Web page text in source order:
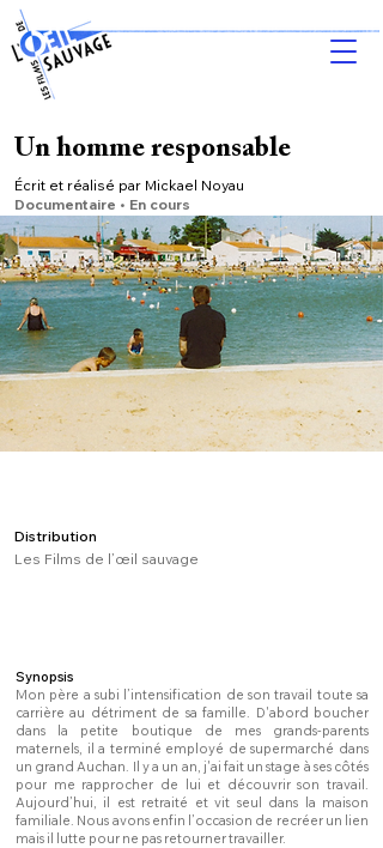
Un homme responsable
Écrit et réalisé par Mickael Noyau
Documentaire • En cours
Distribution
Les Films de l’œil sauvage
Synopsis
Mon père a subi l’intensification de son travail toute sa
carrière au détriment de sa famille. D'abord boucher
dans la petite boutique de mes grands-parents
maternels, il a terminé employé de supermarché dans
un grand Auchan. Il y a un an, j'ai fait un stage à ses côtés
pour me rapprocher de lui et découvrir son travail.
Aujourd’hui, il est retraité et vit seul dans la maison
familiale. Nous avons enfin l’occasion de recréer un lien
mais il lutte pour ne pas retourner travailler.